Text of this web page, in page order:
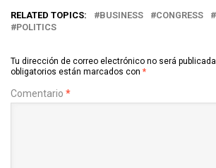
RELATED TOPICS: BUSINESS CONGRESS
POLITICS
Tu dirección de correo electrónico no será publicada.
obligatorios están marcados con *
Comentario *